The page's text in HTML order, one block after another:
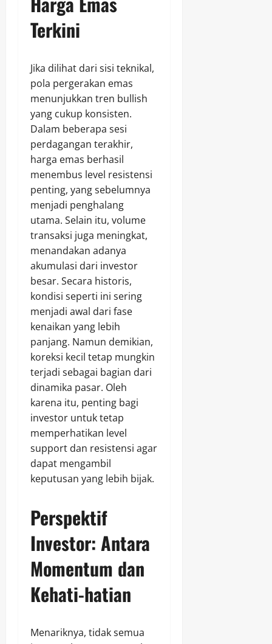
Terkini
Jika dilihat dari sisi teknikal,
pola pergerakan emas
menunjukkan tren bullish
yang cukup konsisten.
Dalam beberapa sesi
perdagangan terakhir,
harga emas berhasil
menembus level resistensi
penting, yang sebelumnya
menjadi penghalang
utama. Selain itu, volume
transaksi juga meningkat,
menandakan adanya
akumulasi dari investor
besar. Secara historis,
kondisi seperti ini sering
menjadi awal dari fase
kenaikan yang lebih
panjang. Namun demikian,
koreksi kecil tetap mungkin
terjadi sebagai bagian dari
dinamika pasar. Oleh
karena itu, penting bagi
investor untuk tetap
memperhatikan level
support dan resistensi agar
dapat mengambil
keputusan yang lebih bijak.
Perspektif
Investor: Antara
Momentum dan
Kehati-hatian
Menariknya, tidak semua